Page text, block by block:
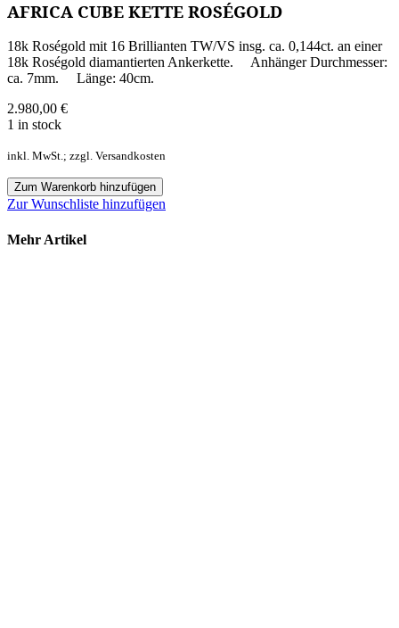
AFRICA CUBE KETTE ROSÉGOLD
18k Roségold mit 16 Brillianten TW/VS insg. ca. 0,144ct. an einer
18k Roségold diamantierten Ankerkette. Anhänger Durchmesser:
ca. 7mm. Länge: 40cm.
2.980,00 €
1 in stock
inkl. MwSt.; zzgl. Versandkosten
Zum Warenkorb hinzufügen
Zur Wunschliste hinzufügen
Mehr Artikel